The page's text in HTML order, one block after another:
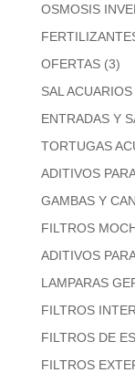
OSMOSIS
OFERTAS (3)
SAL
ENTRADAS Y
TORTUGAS
ADITIVOS
GAMBAS Y
FILTROS
ADITIVOS
LAMPARAS
FILTROS
FILTROS DE
FILTROS